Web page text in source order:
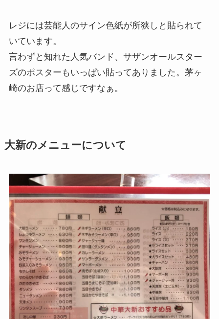
レジには芸能人のサイン色紙が所狭しと貼られて
いています。
言わずと知れた人気バンド、サザンオールスター
ズのポスターもいっぱい貼ってありました。茅ヶ
崎のお店って感じですなぁ。
大新のメニューについて